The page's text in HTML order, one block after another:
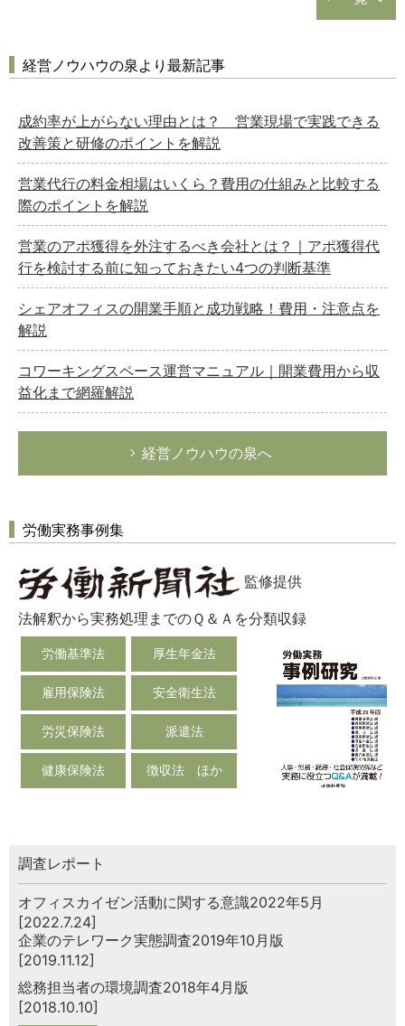
経営ノウハウの泉より最新記事
成約率が上がらない理由とは？ 営業現場で実践できる
改善策と研修のポイントを解説
営業代行の料金相場はいくら？費用の仕組みと比較する
際のポイントを解説
営業のアポ獲得を外注するべき会社とは？｜アポ獲得代
行を検討する前に知っておきたい4つの判断基準
シェアオフィスの開業手順と成功戦略！費用・注意点を
解説
コワーキングスペース運営マニュアル｜開業費用から収
益化まで網羅解説
経営ノウハウの泉へ
労働実務事例集
監修提供
法解釈から実務処理までのＱ＆Ａを分類収録
労働基準法 厚生年金法
雇用保険法 安全衛生法
労災保険法 派遣法
健康保険法 徴収法 ほか
調査レポート
オフィスカイゼン活動に関する意識2022年5月
[2022.7.24]
企業のテレワーク実態調査2019年10月版
[2019.11.12]
総務担当者の環境調査2018年4月版
[2018.10.10]